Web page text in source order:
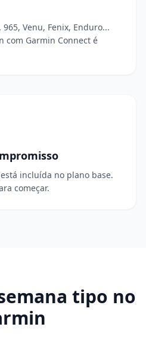
Venu, Fenix, Enduro...
com Garmin Connect é
incluída no plano base.
começar.
tipo no